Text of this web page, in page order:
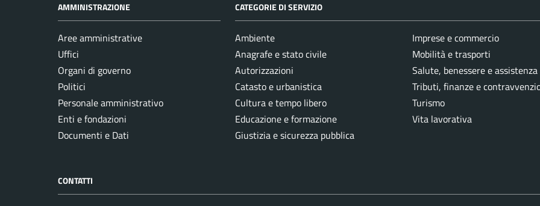
AMMINISTRAZIONE
Aree amministrative
Uffici
Organi di governo
Politici
Personale amministrativo
Enti e fondazioni
Documenti e Dati
CATEGORIE DI SERVIZIO
Ambiente
Anagrafe e stato civile
Autorizzazioni
Catasto e urbanistica
Cultura e tempo libero
Educazione e formazione
Giustizia e sicurezza pubblica
Imprese e commercio
Mobilità e trasporti
Salute, benessere e assistenza
Tributi, finanze e
Turismo
Vita lavorativa
CONTATTI